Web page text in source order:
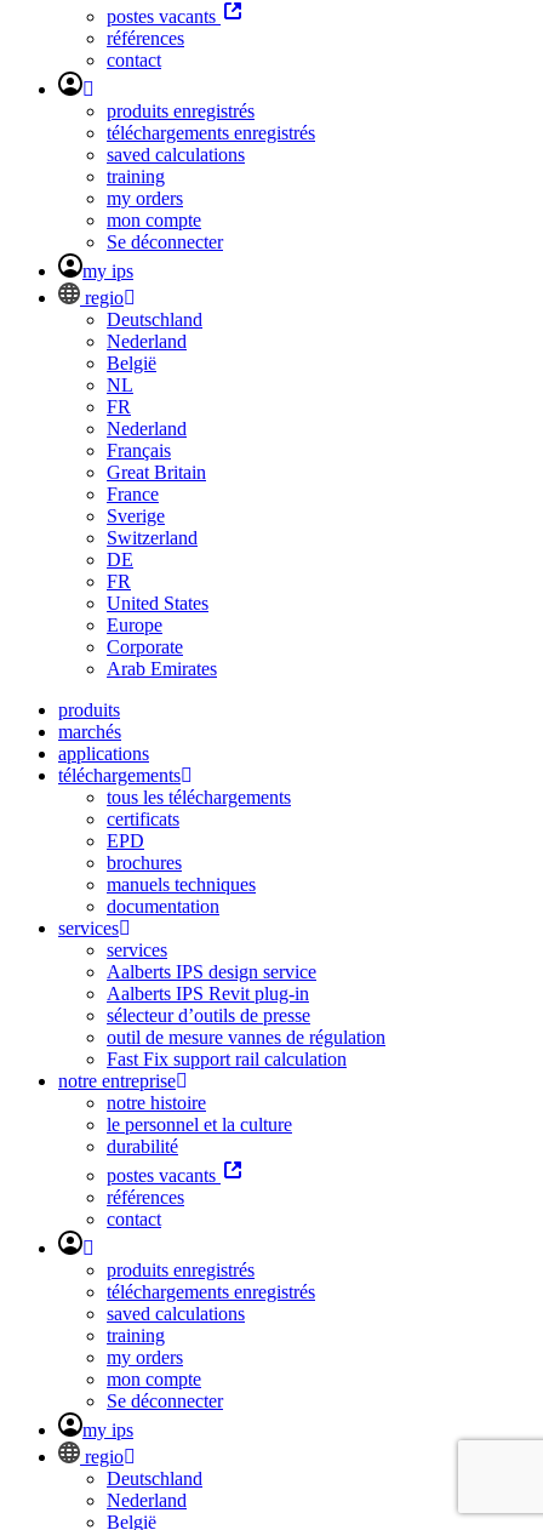
postes vacants
références
contact
produits enregistrés
téléchargements enregistrés
saved calculations
training
my orders
mon compte
Se déconnecter
my ips
regio
Deutschland
Nederland
België
NL
FR
Nederland
Français
Great Britain
France
Sverige
Switzerland
DE
FR
United States
Europe
Corporate
Arab Emirates
produits
marchés
applications
téléchargements
tous les téléchargements
certificats
EPD
brochures
manuels techniques
documentation
services
services
Aalberts IPS design service
Aalberts IPS Revit plug-in
sélecteur d’outils de presse
outil de mesure vannes de régulation
Fast Fix support rail calculation
notre entreprise
notre histoire
le personnel et la culture
durabilité
postes vacants
références
contact
produits enregistrés
téléchargements enregistrés
saved calculations
training
my orders
mon compte
Se déconnecter
my ips
regio
Deutschland
Nederland
België